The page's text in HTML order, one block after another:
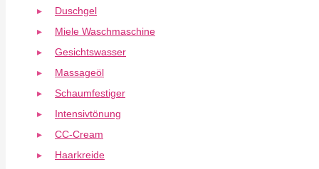
Duschgel
Miele Waschmaschine
Gesichtswasser
Massageöl
Schaumfestiger
Intensivtönung
CC-Cream
Haarkreide